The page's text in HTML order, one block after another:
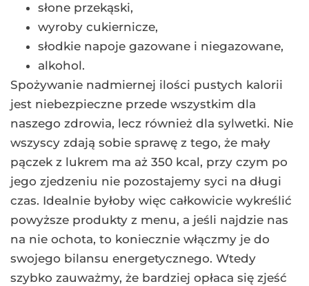
słone przekąski,
wyroby cukiernicze,
słodkie napoje gazowane i niegazowane,
alkohol.
Spożywanie nadmiernej ilości pustych kalorii
jest niebezpieczne przede wszystkim dla
naszego zdrowia, lecz również dla sylwetki. Nie
wszyscy zdają sobie sprawę z tego, że mały
pączek z lukrem ma aż 350 kcal, przy czym po
jego zjedzeniu nie pozostajemy syci na długi
czas. Idealnie byłoby więc całkowicie wykreślić
powyższe produkty z menu, a jeśli najdzie nas
na nie ochota, to koniecznie włączmy je do
swojego bilansu energetycznego. Wtedy
szybko zauważmy, że bardziej opłaca się zjeść